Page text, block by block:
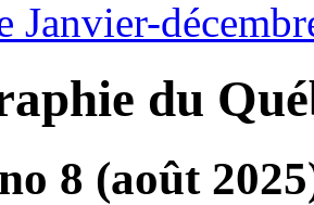
Janvier-
du
8 (août